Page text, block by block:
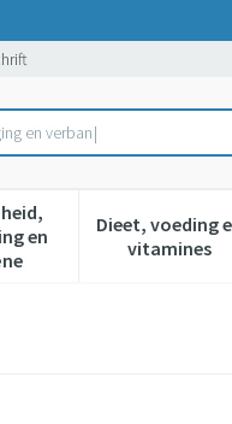
ensubmenu voor
Dieet, voeding
vitamines
Toon